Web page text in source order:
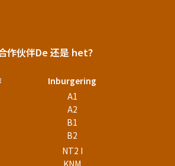
作伙伴De 还是 het？
Inburgering
A1
A2
B1
B2
NT2 I
KNM